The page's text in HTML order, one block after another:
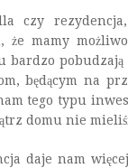
czy
mamy
pobudzają
będącym na
tego typu
domu nie
daje nam